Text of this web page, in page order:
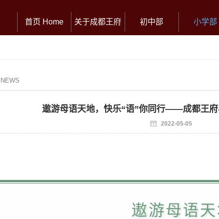
首页 Home 关于成都王府 初中部 小学部
遨游母语天地，快乐“语”你同行——成都王
2022-05-05
遨游母语